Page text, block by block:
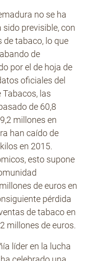
no se ha
previsible, con
de tabaco, lo que
de
por el de hoja de
oficiales del
las
de 60,8
millones en
han caído de
en 2015.
esto supone
de euros en
pérdida
de tabaco en
millones de euros.
líder en la lucha